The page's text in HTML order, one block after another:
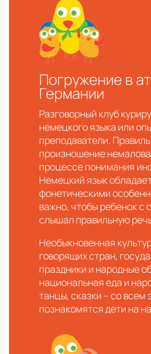
Погружение в
Германии
Разговорный клуб
немецкого языка или
преподаватели.
произношение
процессе понимания
Немецкий язык
фонетическими
важно, чтобы ребенок с
слышал правильную
Необыкновенная
говорящих стран,
праздники и народные
национальная еда и
танцы, сказки – со всем
познакомятся дети на